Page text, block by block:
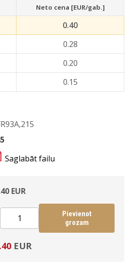
Saglabāt failu
EUR
Pievienot
grozam
EUR
Neto cena [EUR/gab.]
0.40
0.28
0.20
0.15